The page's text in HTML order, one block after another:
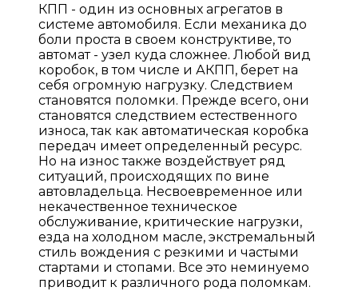
КПП - один из основных агрегатов в
системе автомобиля. Если механика до
боли проста в своем конструктиве, то
автомат - узел куда сложнее. Любой вид
коробок, в том числе и АКПП, берет на
себя огромную нагрузку. Следствием
становятся поломки. Прежде всего, они
становятся следствием естественного
износа, так как автоматическая коробка
передач имеет определенный ресурс.
Но на износ также воздействует ряд
ситуаций, происходящих по вине
автовладельца. Несвоевременное или
некачественное техническое
обслуживание, критические нагрузки,
езда на холодном масле, экстремальный
стиль вождения с резкими и частыми
стартами и стопами. Все это неминуемо
приводит к различного рода поломкам.